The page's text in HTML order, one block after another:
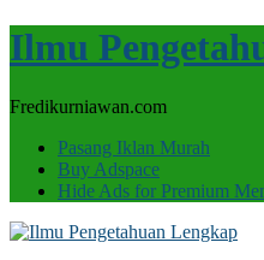
Ilmu
Fredikurniawan.com
Pasang Iklan Murah
Buy Adspace
Hide Ads for Premium